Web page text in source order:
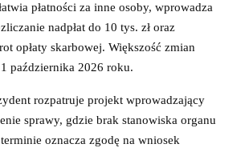
płatności za inne osoby, wprowadza
nadpłat do 10 tys. zł oraz
opłaty skarbowej. Większość zmian
października 2026 roku.
rozpatruje projekt wprowadzający
sprawy, gdzie brak stanowiska organu
oznacza zgodę na wniosek